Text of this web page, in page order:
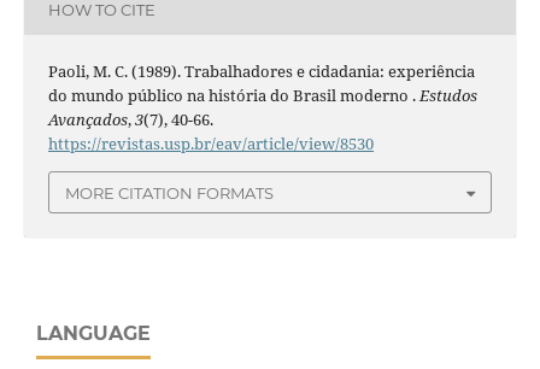
HOW TO CITE
Paoli, M. C. (1989). Trabalhadores e cidadania: experiência
do mundo público na história do Brasil moderno .Estudos
Avançados,3(7), 40-66.
https://revistas.usp.br/eav/article/view/8530
MORE CITATION FORMATS
LANGUAGE